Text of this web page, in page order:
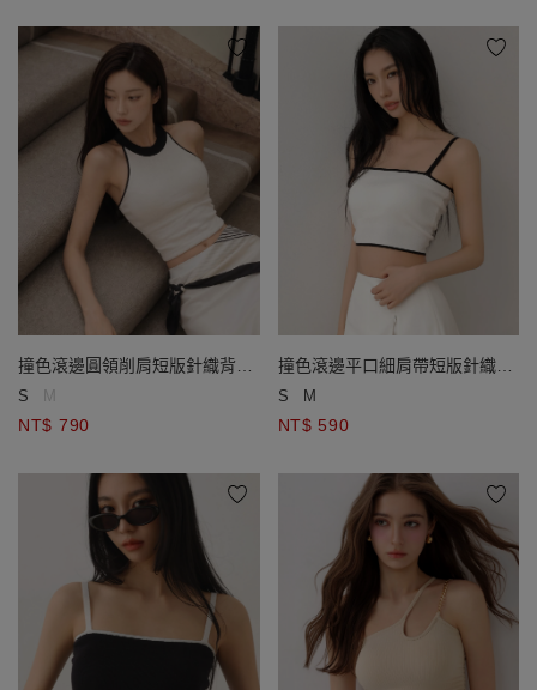
撞色滾邊圓領削肩短版針織背心
(附胸墊)
S M
NT$ 790
撞色滾邊平口細肩帶短版針織背
心(附胸墊)
S M
NT$ 590